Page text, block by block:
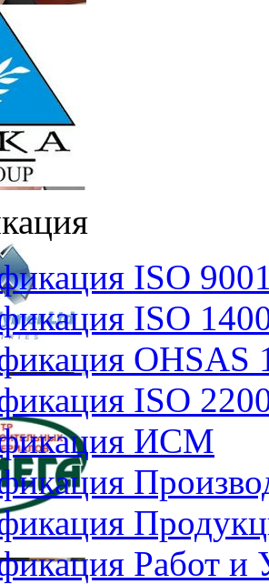
ISO
ISO
OHSAS
ISO
ИСМ
Работ и